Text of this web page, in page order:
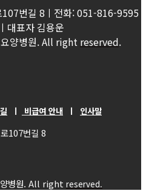
107번길 8ㅣ전화: 051-816-9595
대표자 김용운
양병원. All right reserved.
ㅣ 비급여 안내 ㅣ 인사말
107번길 8
병원. All right reserved.